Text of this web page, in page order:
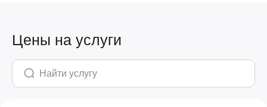
Цены на услуги